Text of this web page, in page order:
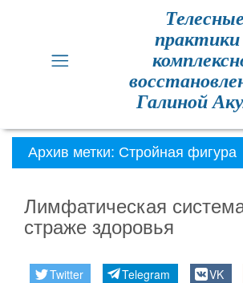
Практики
для
здоровья
Метод
Резет
Метод
Телесные
Галиной
Архив метки: Стройная фигура
Лимфатическая
страже здоровья
Twitter Telegram VK